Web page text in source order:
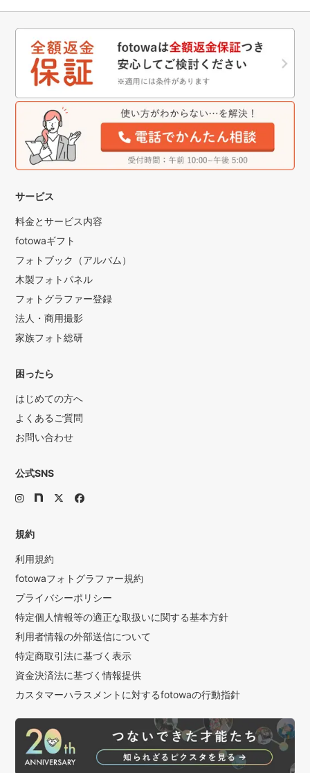
サービス
料金とサービス内容
fotowaギフト
フォトブック（アルバム）
木製フォトパネル
フォトグラファー登録
法人・商用撮影
家族フォト総研
困ったら
はじめての方へ
よくあるご質問
お問い合わせ
公式SNS
規約
利用規約
fotowaフォトグラファー規約
プライバシーポリシー
特定個人情報等の適正な取扱いに関する基本方針
利用者情報の外部送信について
特定商取引法に基づく表示
資金決済法に基づく情報提供
カスタマーハラスメントに対するfotowaの行動指針